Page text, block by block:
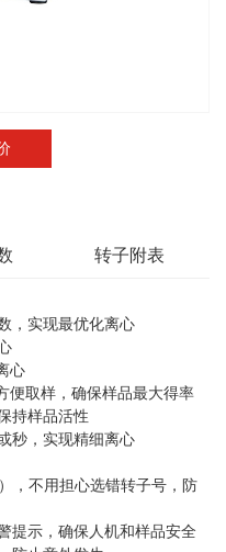
转子附表
，实现最优化离心
心
便取样，确保样品最大得率
持样品活性
秒，实现精细离心
）， 不用担心选错转子号 ，防
提示，确保人机和样品安全